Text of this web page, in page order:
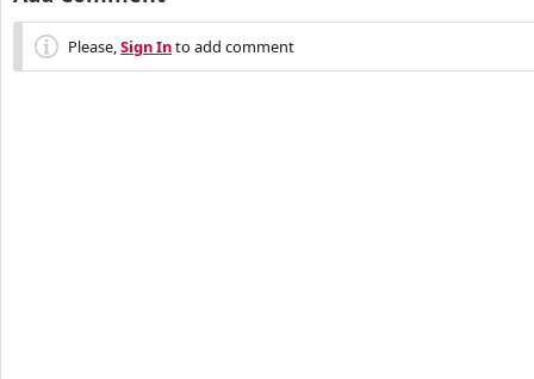
Please,Sign Into add comment